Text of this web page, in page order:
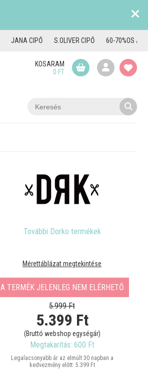
JANA CIPŐ S.OLIVER CIPŐ 60-70%OS
KOSARAM
0 FT
További Dorko termékek
Mérettáblázat megtekintése
A TERMÉK JELENLEG NEM ELÉRHETŐ
5.999 Ft
5.399 Ft
(Bruttó webshop egységár)
Megtakarítás: 600 Ft
Legalacsonyabb ár az elmúlt 30 napban a
kedvezmény előtt: 5.399 Ft